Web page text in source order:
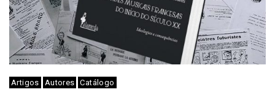
Artigos Autores Catálogo